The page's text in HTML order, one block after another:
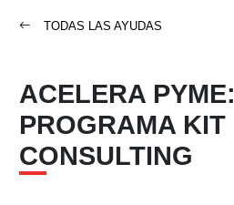
TODAS LAS AYUDAS
ACELERA PYME:
PROGRAMA KIT
CONSULTING